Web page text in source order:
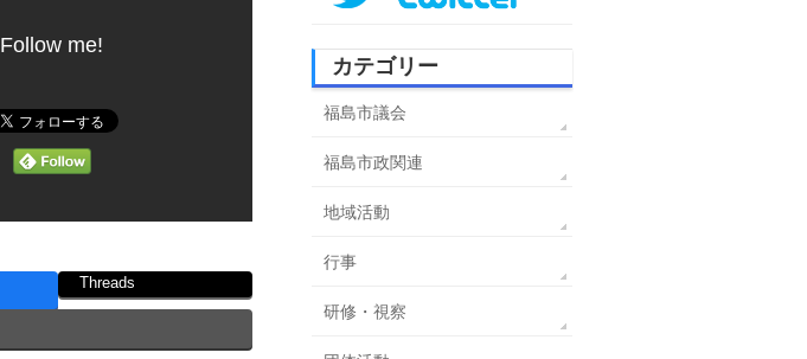
Follow me!
Threads
カテゴリー
福島市議会
福島市政関連
地域活動
行事
研修・視察